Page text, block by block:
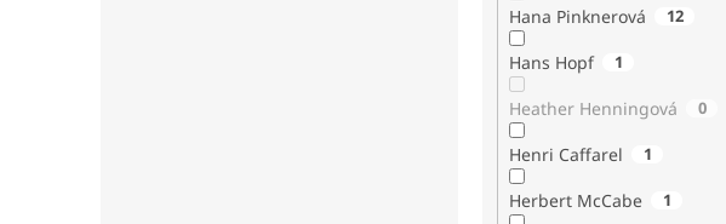
Hana Pinknerová 12
Hans Hopf 1
Heather Henningová 0
Henri Caffarel 1
Herbert McCabe 1